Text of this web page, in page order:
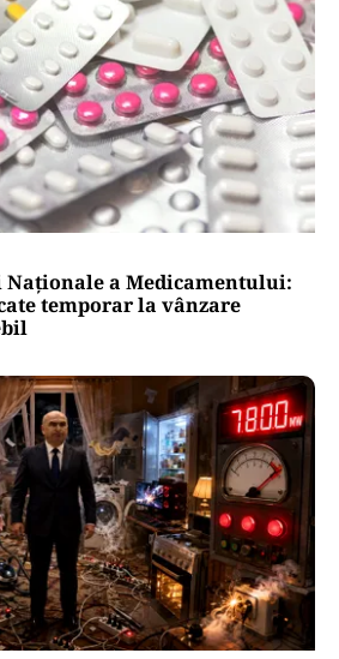
Naționale a Medicamentului:
temporar la vânzare